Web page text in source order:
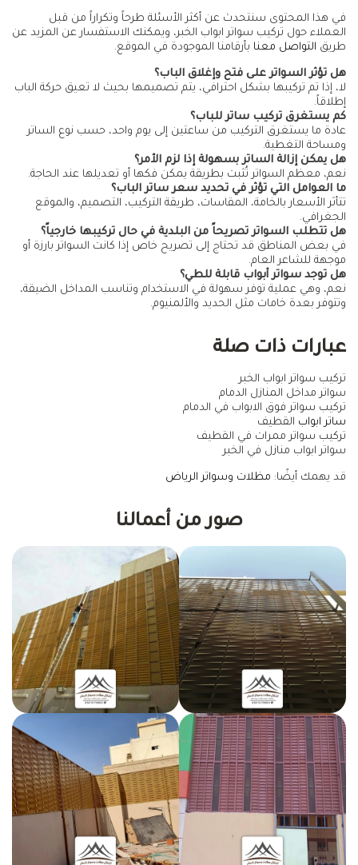
في هذا المحتوى سنتحدث عن أكثر الأسئلة طرحاً وتكراراً من قبل
العملاء حول تركيب سواتر ابواب الخبر، ويمكنك الاستفسار عن المزيد عن
طريق التواصل معنا بأرقامنا الموجودة في الموقع.
هل تؤثر السواتر على فتح وإغلاق الباب؟
لا، إذا تم تركيبها بشكل احترافي، يتم تصميمها بحيث لا تعيق حركة الباب
إطلاقاً.
كم يستغرق تركيب ساتر للباب؟
عادة ما يستغرق التركيب من ساعتين إلى يوم واحد، حسب نوع الساتر
ومساحة التغطية.
هل يمكن إزالة الساتر بسهولة إذا لزم الأمر؟
نعم، معظم السواتر تُثبت بطريقة يمكن فكها أو تعديلها عند الحاجة.
ما العوامل التي تؤثر في تحديد سعر ساتر الباب؟
تتأثر الأسعار بالخامة، المقاسات، طريقة التركيب، التصميم، والموقع
الجغرافي.
هل تتطلب السواتر تصريحاً من البلدية في حال تركيبها خارجياً؟
في بعض المناطق قد تحتاج إلى تصريح خاص إذا كانت السواتر بارزة أو
موجهة للشاعر العام.
هل توجد سواتر أبواب قابلة للطي؟
نعم، وهي عملية توفر سهولة في الاستخدام وتناسب المداخل الضيقة،
وتتوفر بعدة خامات مثل الحديد والألمنيوم.
عبارات ذات صلة
تركيب سواتر ابواب الخبر
سواتر مداخل المنازل الدمام
تركيب سواتر فوق الابواب في الدمام
ساتر ابواب القطيف
تركيب سواتر ممرات في القطيف
سواتر ابواب منازل في الخبر
قد يهمك أيضًا: مظلات وسواتر الرياض
صور من أعمالنا